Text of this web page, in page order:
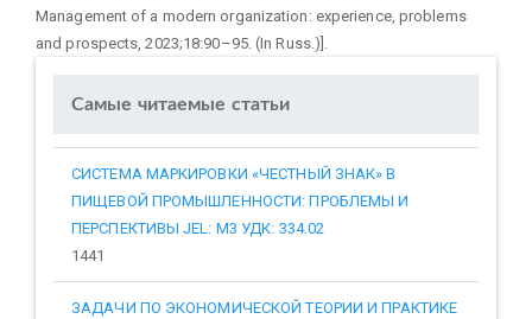
Management of a modern organization: experience, problems
and prospects, 2023;18:90–95. (In Russ.)].
Самые читаемые статьи
СИСТЕМА МАРКИРОВКИ «ЧЕСТНЫЙ ЗНАК» В
ПИЩЕВОЙ ПРОМЫШЛЕННОСТИ: ПРОБЛЕМЫ И
ПЕРСПЕКТИВЫ JEL: M3 УДК: 334.02
1441
ЗАДАЧИ ПО ЭКОНОМИЧЕСКОЙ ТЕОРИИ И ПРАКТИКЕ